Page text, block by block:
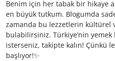
Benim için her tabak bir hikaye
en büyük tutkum. Blogumda
zamanda bu lezzetlerin kültürel
bulabilirsiniz. Türkiye’nin
isterseniz, takipte kalın! Çünkü
başlıyor!✨